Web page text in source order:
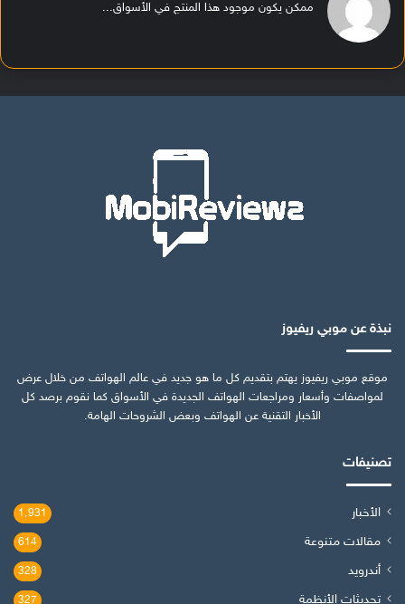
ممكن يكون موجود هذا المنتج في الأسواق...
نبذة عن موبي ريفيوز
موقع موبي ريفيوز يهتم بتقديم كل ما هو جديد في عالم الهواتف من خلال عرض
لمواصفات وأسعار ومراجعات الهواتف الجديدة في الأسواق كما نقوم برصد كل
الأخبار التقنية عن الهواتف وبعض الشروحات الهامة.
تصنيفات
الأخبار 1٬931
مقالات متنوعة 614
أندرويد 328
تحديثات الأنظمة 327